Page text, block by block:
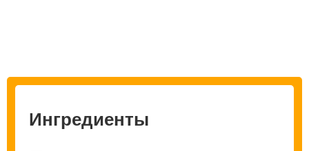
Ингредиенты